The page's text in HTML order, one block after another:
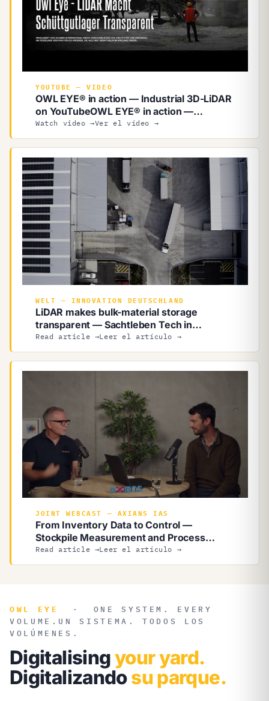
YOUTUBE — VIDEO
OWL EYE® in action — Industrial 3D-LiDAR
on YouTubeOWL EYE® in action —
Industrial 3D-LiDAR on YouTube
Watch video →Ver el vídeo →
WELT — INNOVATION DEUTSCHLAND
LiDAR makes bulk-material storage
transparent — Sachtleben Tech in
WELTLiDAR makes bulk-material storage
transparent — Sachtleben Tech in WELT
Read article →Leer el artículo →
JOINT WEBCAST — AXIANS IAS
From Inventory Data to Control —
Stockpile Measurement and Process
Digitalisation From Inventory Data to
Control — Stockpile Measurement and
Read article →Leer el artículo →
OWL EYE · ONE SYSTEM. EVERY
VOLUME. UN SISTEMA. TODOS LOS
VOLÚMENES.
Digitalisingyour yard.
Digitalizandosu parque.